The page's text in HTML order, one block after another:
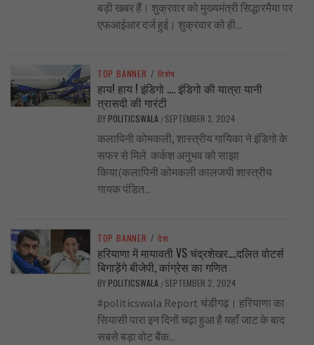
बड़ी खबर हैं। शुक्रवार को मुख्यमंत्री सिद्धारमैया पर
एफआईआर दर्ज हुई। शुक्रवार को ही...
TOP BANNER / विशेष
हाय! हाय ! इंडिगो …. इंडिगो की यात्रा यानी
त्रासदी की गारंटी
BY POLITICSWALA / SEPTEMBER 3, 2024
कलापिनी कोमकली, शास्त्रीय गायिका ने इंडिगो के
सफर से मिले कर्कश अनुभव को साझा
किया(कलापिनी कोमकली कालजयी शास्त्रीय
गायक पंडित...
TOP BANNER / देश
हरियाणा में मायावती VS चंद्रशेखर….दलित वोटर्स
बिगाड़ेंगे बीजेपी, कांग्रेस का गणित
BY POLITICSWALA / SEPTEMBER 2, 2024
#politicswala Report चंडीगढ़। हरियाणा का
सियासी पारा इन दिनों चढ़ा हुआ है यहाँ जाट के बाद
सबसे बड़ा वोट बैंक...